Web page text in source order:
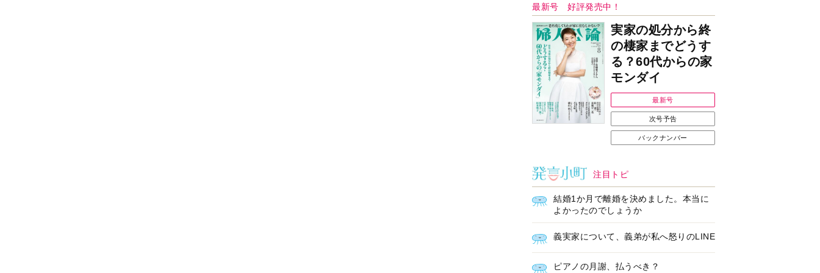
インフォメーション
ＡＩで始める遺言を書
く前の準備セミナー開
催
耳にすっぽり！オーテ
ィコン補聴器、新しい
スタイルで All in Ear
の「オーティコン ジー
ル」を発売
脳の健康習慣をサポー
トするオープンイヤー
型イヤホン「kikippa イ
ヤホン HERALBONY
モデル」発売
【編集部より】広告ペ
ージについてのお詫び
と訂正